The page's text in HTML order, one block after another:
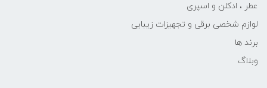
عطر ، ادکلن و اسپری
لوازم شخصی برقی و تجهیزات زیبایی
برند ها
وبلاگ